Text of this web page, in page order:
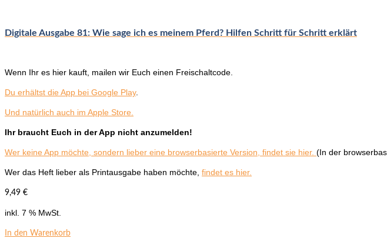
Digitale Ausgabe 81: Wie sage ich es meinem Pferd? Hilfen Schritt für Schritt erklärt
Wenn Ihr es hier kauft, mailen wir Euch einen Freischaltcode.
Du erhältst die App bei Google Play.
Und natürlich auch im Apple Store.
Ihr braucht Euch in der App nicht anzumelden!
Wer keine App möchte, sondern lieber eine browserbasierte Version, findet sie hier. (In der
Wer das Heft lieber als Printausgabe haben möchte, findet es hier.
9,49 €
inkl. 7 % MwSt.
In den Warenkorb